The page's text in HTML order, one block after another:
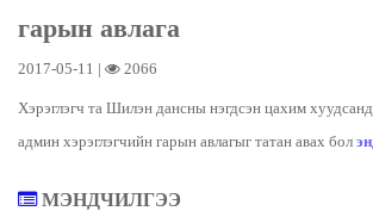
гарын авлага
2017-05-11 | 2066
Хэрэглэгч та Шилэн дансны нэгдсэн цахим
админ хэрэглэгчийн гарын авлагыг татан авах бол
МЭНДЧИЛГЭЭ